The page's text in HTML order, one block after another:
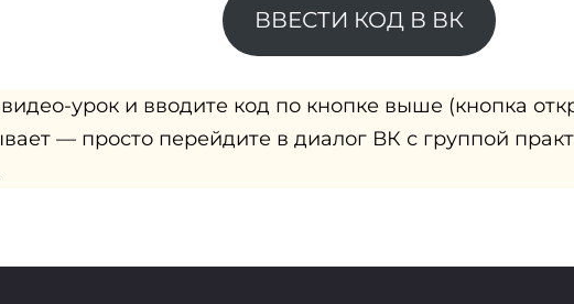
ВВЕСТИ КОД В ВК
урок и вводите код по кнопке выше (кнопка
— просто перейдите в диалог ВК с группой